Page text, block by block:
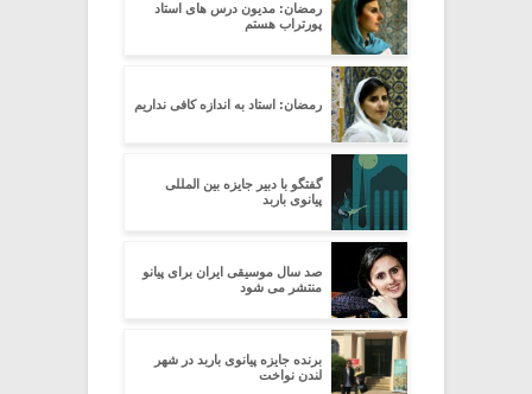
رمضان: مدیون درس های استاد
پورتراب هستم
رمضان: استاد به اندازه کافی نداریم
گفتگو با دبیر جایزه بین المللی
پیانوی باربد
صد سال موسیقی ایران برای پیانو
منتشر می شود
برنده جایزه پیانوی باربد در شهر
لندن نواخت